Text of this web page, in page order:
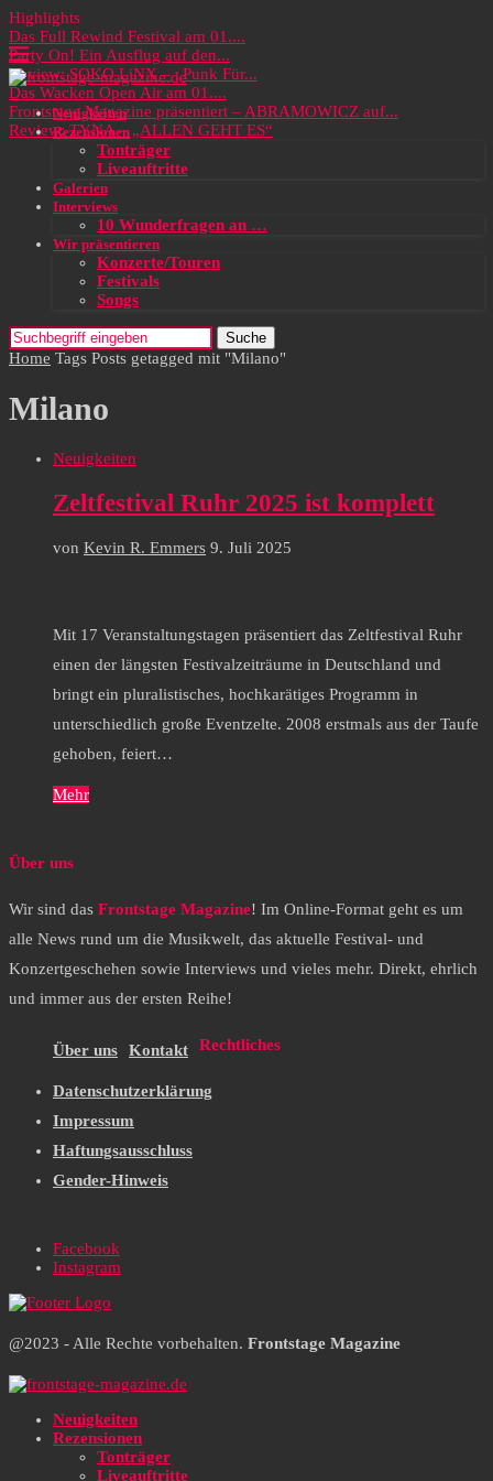
Highlights
Das Full Rewind Festival am 01....
Party On! Ein Ausflug auf den...
Review: SOKO LiNX – „Punk Für...
Das Wacken Open Air am 01....
Frontstage Magazine präsentiert – ABRAMOWICZ auf...
Review: TYNA – „ALLEN GEHT ES“
Neuigkeiten
Rezensionen
Tonträger
Liveauftritte
Galerien
Interviews
10 Wunderfragen an …
Wir präsentieren
Konzerte/Touren
Festivals
Songs
Suche
Home Tags Posts getagged mit "Milano"
Milano
Neuigkeiten
Zeltfestival Ruhr 2025 ist komplett
von Kevin R. Emmers 9. Juli 2025
Mit 17 Veranstaltungstagen präsentiert das Zeltfestival Ruhr
einen der längsten Festivalzeiträume in Deutschland und
bringt ein pluralistisches, hochkarätiges Programm in
unterschiedlich große Eventzelte. 2008 erstmals aus der Taufe
gehoben, feiert…
Mehr
Über uns
Wir sind das Frontstage Magazine! Im Online-Format geht es um
alle News rund um die Musikwelt, das aktuelle Festival- und
Konzertgeschehen sowie Interviews und vieles mehr. Direkt, ehrlich
und immer aus der ersten Reihe!
Über uns Kontakt Rechtliches
Datenschutzerklärung
Impressum
Haftungsausschluss
Gender-Hinweis
Facebook
Instagram
@2023 - Alle Rechte vorbehalten. Frontstage Magazine
Neuigkeiten
Rezensionen
Tonträger
Liveauftritte